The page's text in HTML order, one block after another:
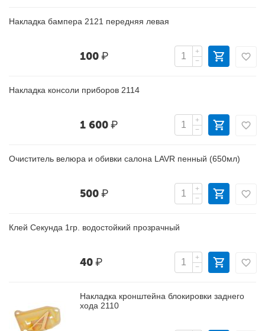
Накладка бампера 2121 передняя левая
100₽
+
−
Накладка консоли приборов 2114
1 600₽
+
−
Очиститель велюра и обивки салона LAVR пенный (650мл)
500₽
+
−
Клей Секунда 1гр. водостойкий прозрачный
40₽
+
−
Накладка кронштейна блокировки заднего
хода 2110